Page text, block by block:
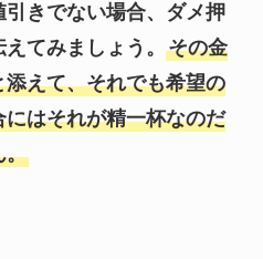
きでない場合、ダメ押
てみましょう。
その金
えて、それでも希望の
はそれが精一杯なのだ
。